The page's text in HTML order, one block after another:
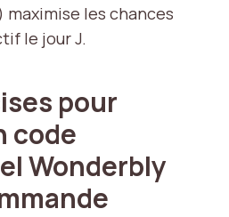
les chances
le jour J.
pour
code
Wonderbly